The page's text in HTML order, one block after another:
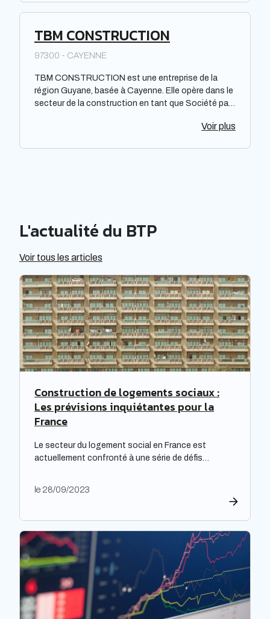
TBM CONSTRUCTION
97300 - CAYENNE
TBM CONSTRUCTION est une entreprise de la
région Guyane, basée à Cayenne. Elle opère dans le
secteur de la construction en tant que Société par
travaux, TBM CONSTRUCTION offre des services
clientèle.
Voir plus
L'actualité du BTP
Voir tous les articles
Construction de logements sociaux :
Les prévisions inquiétantes pour la
France
Le secteur du logement social en France est
actuellement confronté à une série de défis
répondre à leurs obligations de rénovation, mais
étude prospective réalisée par la Banque des
territoires met en lumière les enjeux majeurs […]
le 28/09/2023